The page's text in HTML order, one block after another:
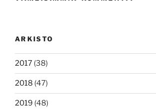
ARKISTO
2017 (38)
2018 (47)
2019 (48)